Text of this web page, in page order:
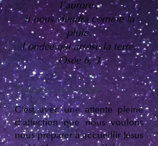
l’aurore ;
il nous viendra comme la
pluie,
l’ondée qui arrose la terre.
Osée 6, 3
Préparer son cœur
C'est avec une attente pleine
d'affection que nous voulons
nous préparer à accueillir Jésus